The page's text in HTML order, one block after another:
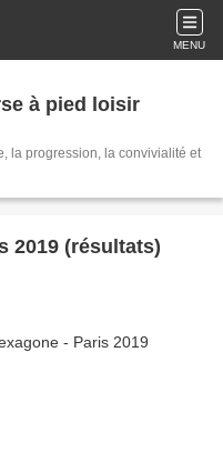
MENU
à pied loisir
la progression, la convivialité et
2019 (résultats)